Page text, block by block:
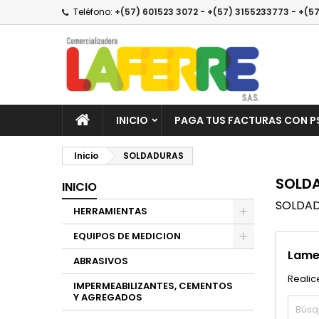
Teléfono: +(57) 601523 3072 - +(57) 3155233773 -
INICIO PAGA TUS FACTURAS CON
Inicio SOLDADURAS
INICIO
HERRAMIENTAS
EQUIPOS DE MEDICION
ABRASIVOS
IMPERMEABILIZANTES, CEMENTOS
Y AGREGADOS